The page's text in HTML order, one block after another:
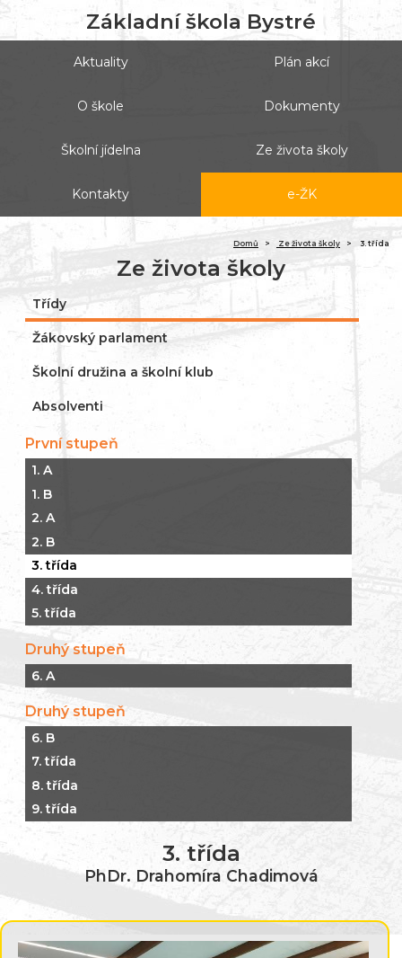
Základní škola Bystré
Aktuality Plán akcí
O škole Dokumenty
Školní jídelna Ze života školy
Kontakty e-ŽK
Domů Ze života školy 3. třída
Ze života školy
Třídy
Žákovský parlament
Školní družina a školní klub
Absolventi
První stupeň
1. A
1. B
2. A
2. B
3. třída
4. třída
5. třída
Druhý stupeň
6. A
Druhý stupeň
6. B
7. třída
8. třída
9. třída
3. třída
PhDr. Drahomíra Chadimová